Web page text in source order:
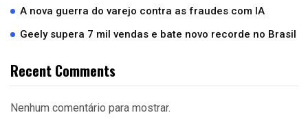
A nova guerra do varejo contra as fraudes com IA
Geely supera 7 mil vendas e bate novo recorde no Brasil
Recent Comments
Nenhum comentário para mostrar.